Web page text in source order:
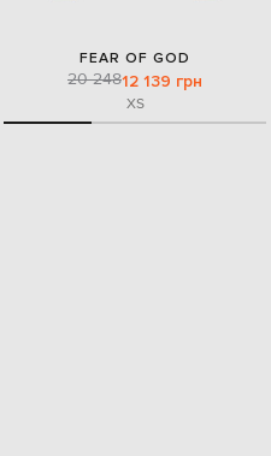
FEAR OF GOD
20 24812 139 грн
XS